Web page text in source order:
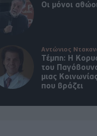
Οι μόνοι
Αντώνιος
Τέμπη: Η
του
μιας
που βράζει